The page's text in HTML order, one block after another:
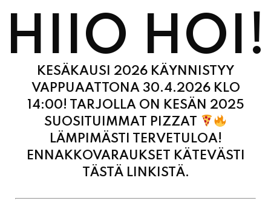
HIIO HOI!
KESÄKAUSI 2026 KÄYNNISTYY
VAPPUAATTONA 30.4.2026 KLO
14:00! TARJOLLA ON KESÄN 2025
SUOSITUIMMAT PIZZAT
LÄMPIMÄSTI TERVETULOA!
ENNAKKOVARAUKSET KÄTEVÄSTI
TÄSTÄ LINKISTÄ.